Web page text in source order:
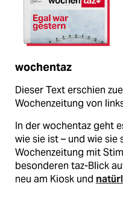
wochentaz
Dieser Text erschien
Wochenzeitung von
In der wochentaz geht
wie sie ist – und wie sie
Wochenzeitung mit
besonderen taz-Blick
neu am Kiosk und